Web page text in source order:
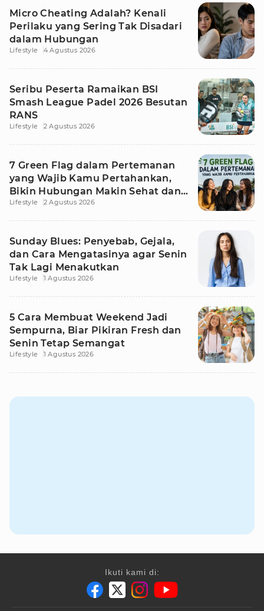
Micro Cheating Adalah? Kenali
Perilaku yang Sering Tak Disadari
dalam Hubungan
Lifestyle 4 Agustus 2026
Seribu Peserta Ramaikan BSI
Smash League Padel 2026 Besutan
RANS
Lifestyle 2 Agustus 2026
7 Green Flag dalam Pertemanan
yang Wajib Kamu Pertahankan,
Bikin Hubungan Makin Sehat dan
Awet
Lifestyle 2 Agustus 2026
Sunday Blues: Penyebab, Gejala,
dan Cara Mengatasinya agar Senin
Tak Lagi Menakutkan
Lifestyle 1 Agustus 2026
5 Cara Membuat Weekend Jadi
Sempurna, Biar Pikiran Fresh dan
Senin Tetap Semangat
Lifestyle 1 Agustus 2026
Ikuti kami di: